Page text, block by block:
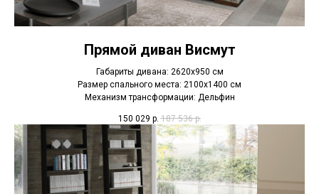
Прямой диван Висмут
Габариты дивана: 2620х950 см
Размер спального места: 2100х1400 см
Механизм трансформации: Дельфин
150 029 р. 187 536 р.